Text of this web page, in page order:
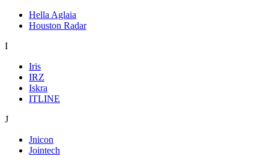
Hella Aglaia
Houston Radar
I
Iris
IRZ
Iskra
ITLINE
J
Jnicon
Jointech